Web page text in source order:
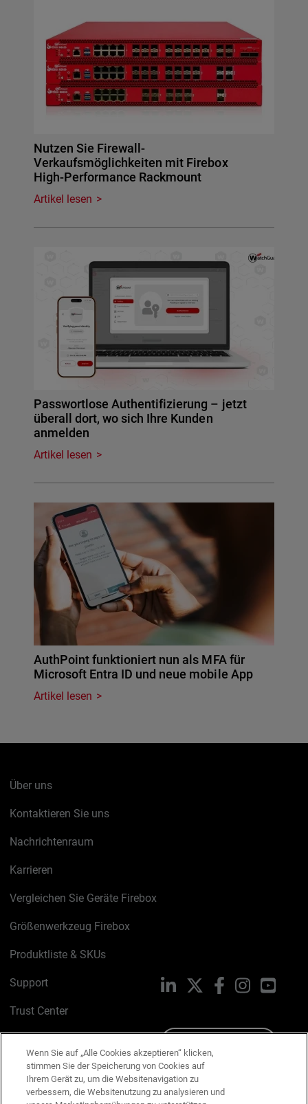
Nutzen Sie Firewall-
Verkaufsmöglichkeiten mit Firebox
High-Performance Rackmount
Artikel lesen
Passwortlose Authentifizierung – jetzt
überall dort, wo sich Ihre Kunden
anmelden
Artikel lesen
AuthPoint funktioniert nun als MFA für
Microsoft Entra ID und neue mobile App
Artikel lesen
Über uns
Kontaktieren Sie uns
Nachrichtenraum
Karrieren
Vergleichen Sie Geräte Firebox
Größenwerkzeug Firebox
Produktliste & SKUs
Support
Trust Center
Cookie-Richtlinie
Datenschutzrichtlinie
LinkedIn FacebookInstagram
Wenn Sie auf „Alle Cookies akzeptieren“ klicken,
stimmen Sie der Speicherung von Cookies auf
Ihrem Gerät zu, um die Websitenavigation zu
verbessern, die Websitenutzung zu analysieren und